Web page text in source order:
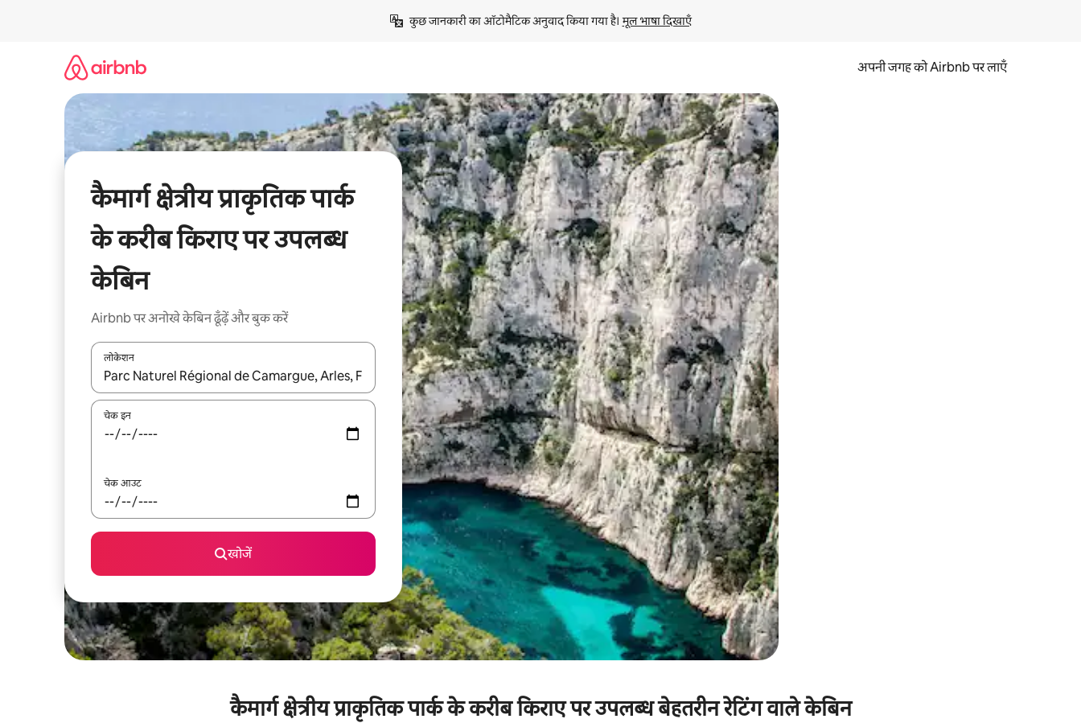
कुछ जानकारी का ऑटोमैटिक अनुवाद किया गया है। मूल भाषा दिखाएँ
अपनी जगह को Airbnb पर लाएँ
कैमार्ग क्षेत्रीय प्राकृतिक पार्क
के करीब किराए पर उपलब्ध
केबिन
Airbnb पर अनोखे केबिन ढूँढ़ें और बुक करें
लोकेशन
नतीजों के उपलब्ध होने पर, अप और डाउन 'ऐरो की' का इस्तेमाल करके नेविगेट करें या टच या फिर स्वाइप जेस्चर का इस्तेमाल करके एक्सप्लोर करें।
चेक इन
चेक आउट
खोजें
कैमार्ग क्षेत्रीय प्राकृतिक पार्क के करीब किराए पर उपलब्ध बेहतरीन रेटिंग वाले केबिन